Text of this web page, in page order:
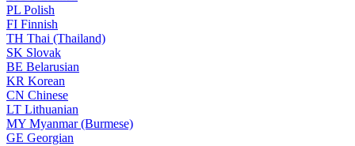
PL Polish
FI Finnish
TH Thai (Thailand)
SK Slovak
BE Belarusian
KR Korean
CN Chinese
LT Lithuanian
MY Myanmar (Burmese)
GE Georgian